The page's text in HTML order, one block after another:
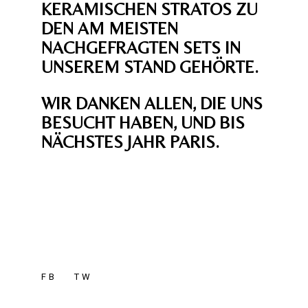
KERAMISCHEN STRATOS ZU
DEN AM MEISTEN
NACHGEFRAGTEN SETS IN
UNSEREM STAND GEHÖRTE.
WIR DANKEN ALLEN, DIE UNS
BESUCHT HABEN, UND BIS
NÄCHSTES JAHR PARIS.
FB TW